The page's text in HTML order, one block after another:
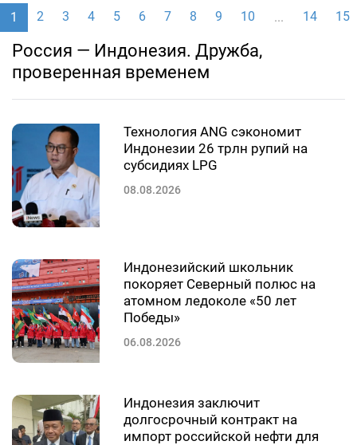
1 2 3 4 5 6 7 8 9 10 ... 14 15
Россия — Индонезия. Дружба,
проверенная временем
Технология ANG сэкономит
Индонезии 26 трлн рупий на
субсидиях LPG
08.08.2026
Индонезийский школьник
покоряет Северный полюс на
атомном ледоколе «50 лет
Победы»
06.08.2026
Индонезия заключит
долгосрочный контракт на
импорт российской нефти для